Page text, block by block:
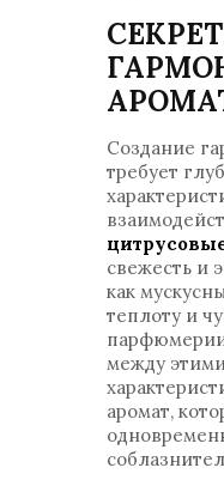
Создание
требует
свежесть и
как
теплоту и
между
аромат,